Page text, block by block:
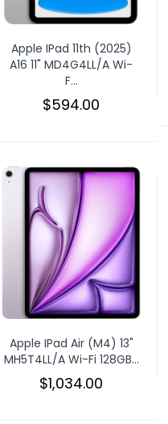
Apple IPad 11th (2025)
A16 11" MD4G4LL/A Wi-
F...
$594.00
Apple IPad Air (M4) 13"
MH5T4LL/A Wi-Fi 128GB...
$1,034.00